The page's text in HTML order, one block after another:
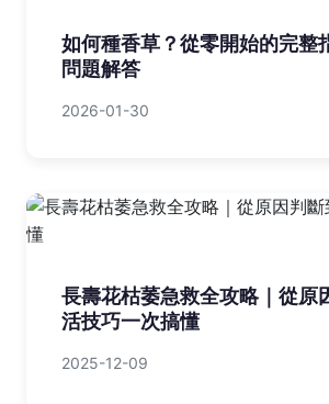
如何種香草？從零開始的完整
問題解答
2026-01-30
長壽花枯萎急救全攻略｜從原
活技巧一次搞懂
2025-12-09